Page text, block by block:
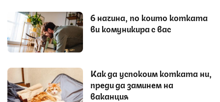
6 начина, по които котката
ви комуникира с вас
Как да успокоим котката ни,
преди да заминем на
ваканция